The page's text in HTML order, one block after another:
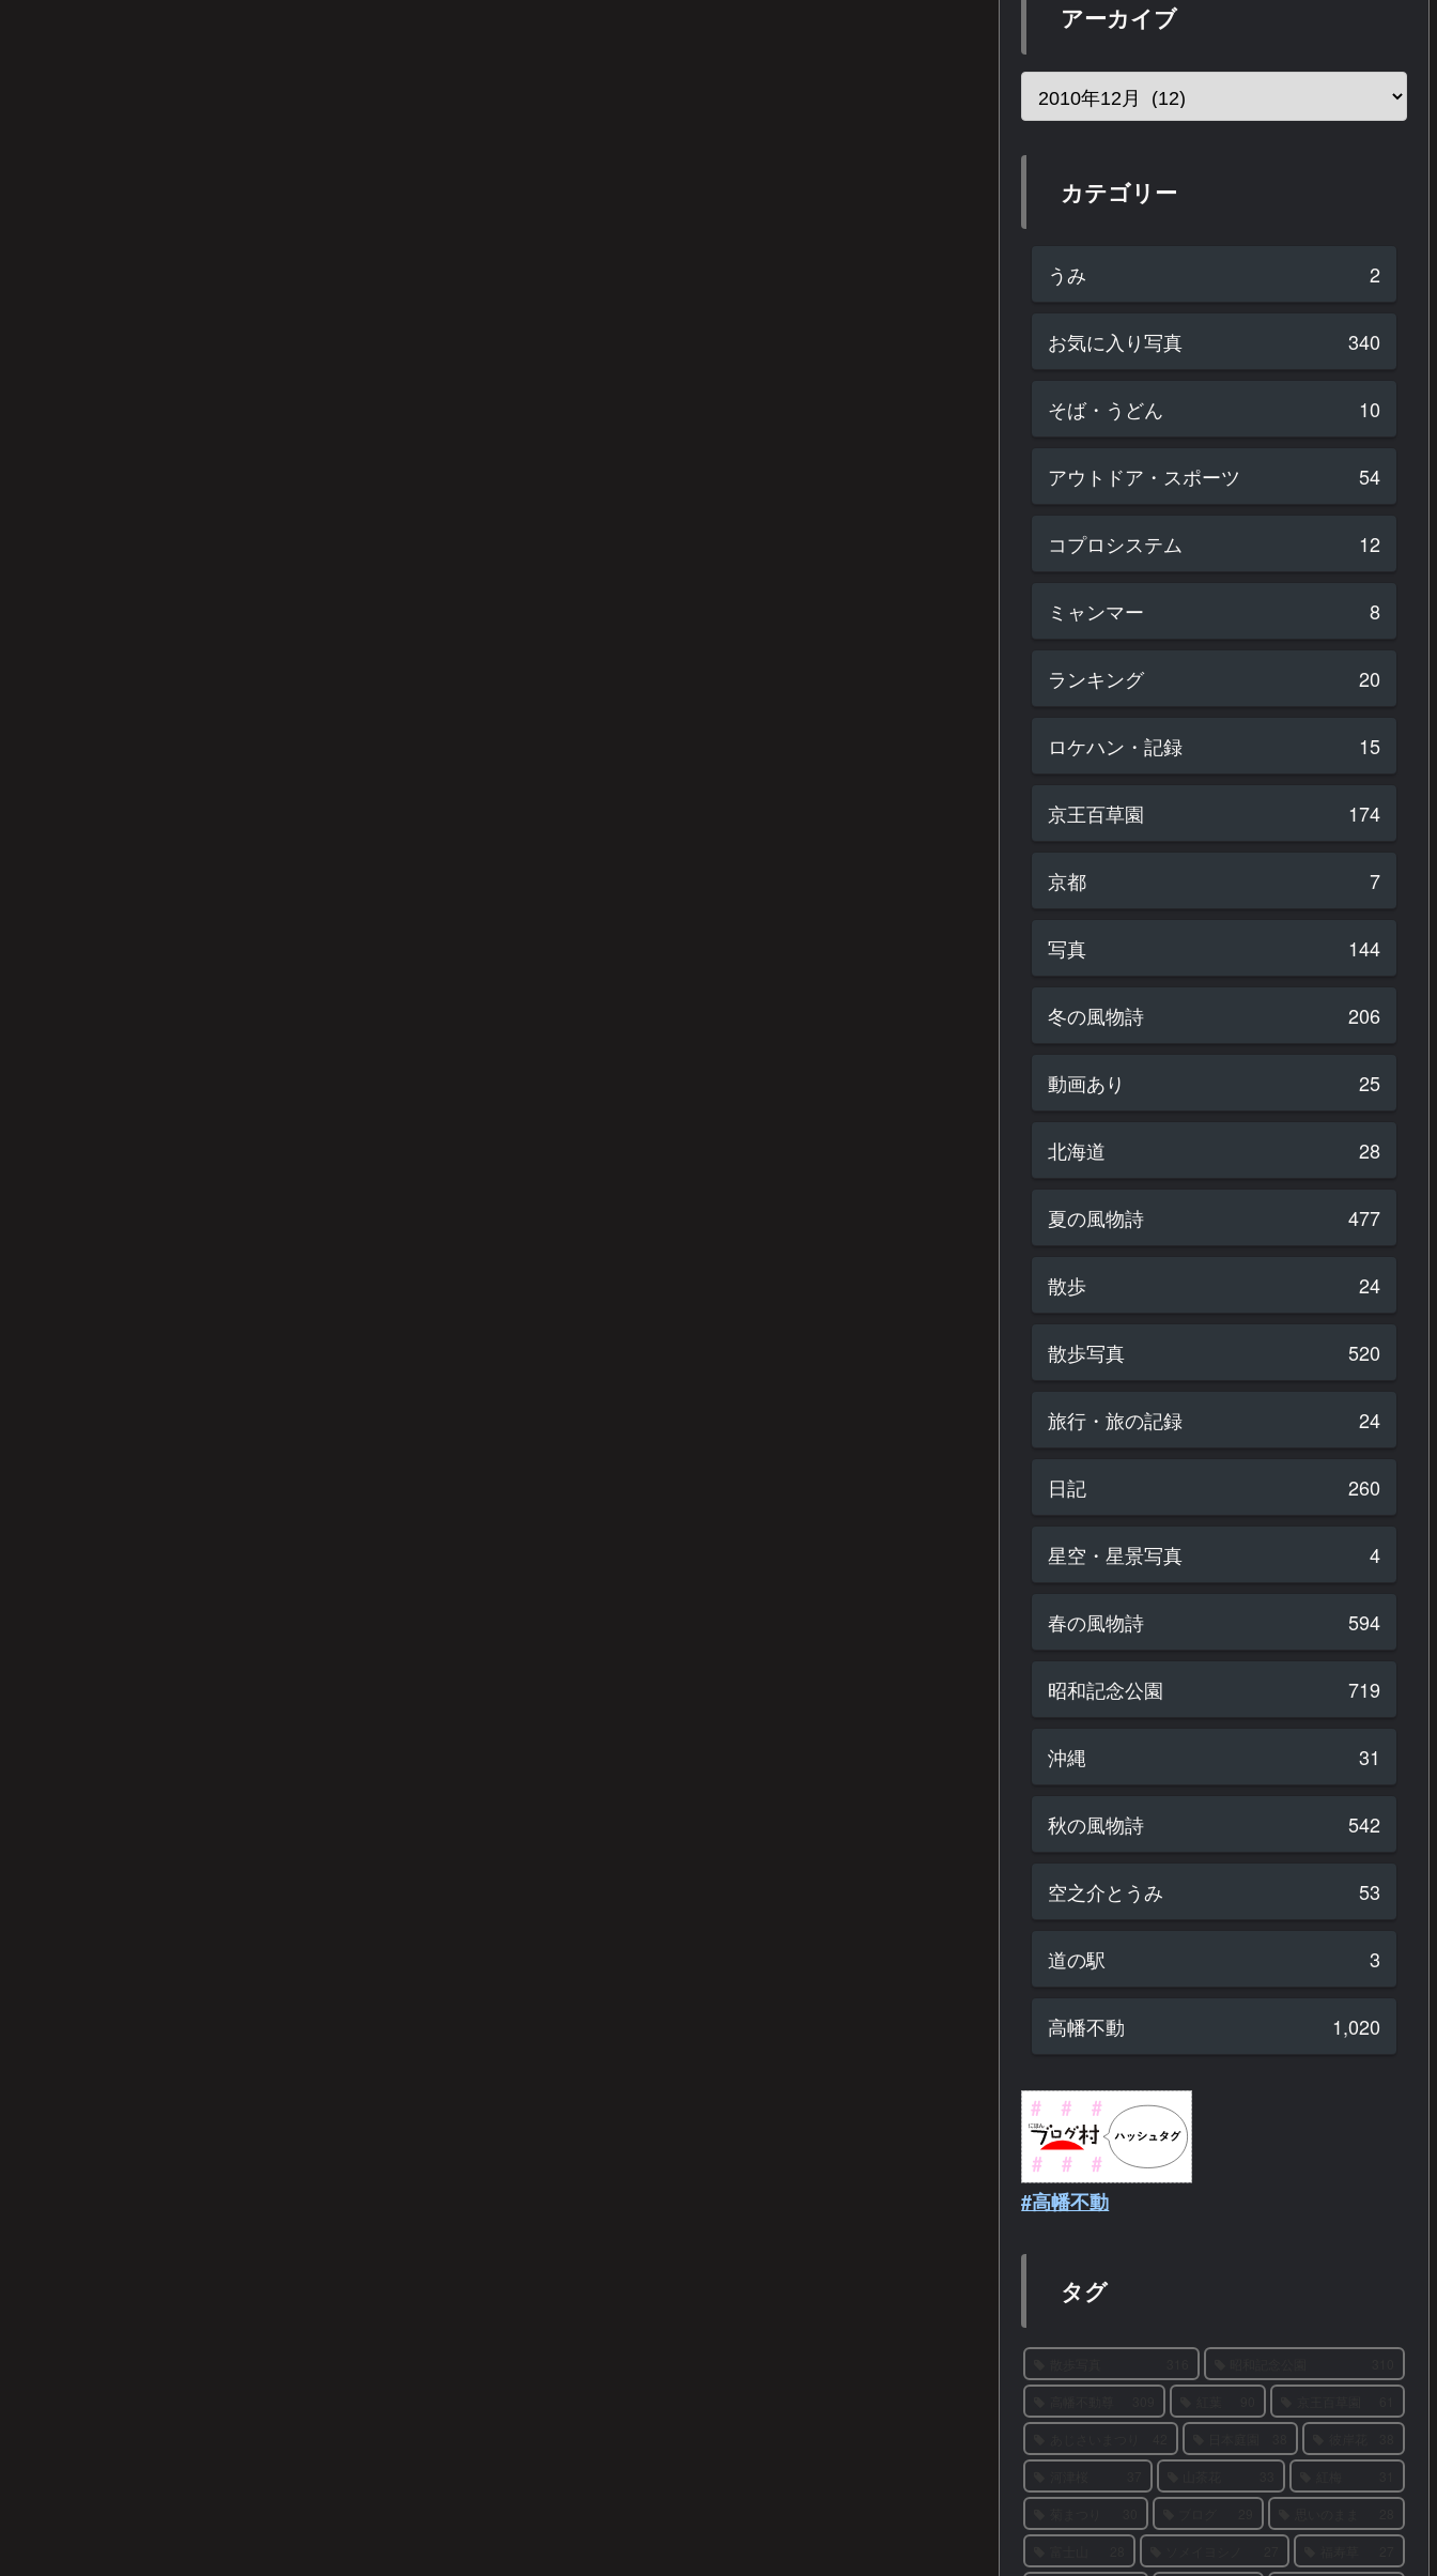
アーカイブ
カテゴリー
うみ 2
お気に入り写真 340
そば・うどん 10
アウトドア・スポーツ 54
コプロシステム 12
ミャンマー 8
ランキング 20
ロケハン・記録 15
京王百草園 174
京都 7
写真 144
冬の風物詩 206
動画あり 25
北海道 28
夏の風物詩 477
散歩 24
散歩写真 520
旅行・旅の記録 24
日記 260
星空・星景写真 4
春の風物詩 594
昭和記念公園 719
沖縄 31
秋の風物詩 542
空之介とうみ 53
道の駅 3
高幡不動 1,020
#高幡不動
タグ